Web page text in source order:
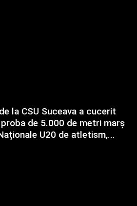
la CSU Suceava a cucerit
de 5.000 de metri marș
U20 de atletism,...